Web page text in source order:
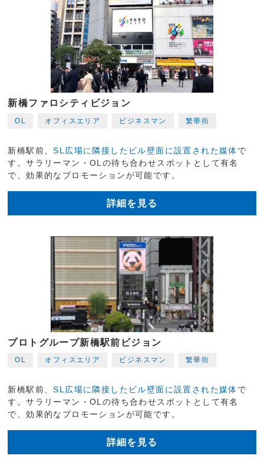
新橋ファロシティビジョン
OL オフィスエリア ビジネスマン 繁華街
新橋駅前、SL広場に隣接したビル壁面に設置された媒体で
す。サラリーマン・OLの待ち合わせスポットとして有名
で、効果的なプロモーションが可能です。
詳細を見る
プロトグループ新橋駅前ビジョン
OL オフィスエリア ビジネスマン 繁華街
新橋駅前、SL広場に隣接したビル壁面に設置された媒体で
す。サラリーマン・OLの待ち合わせスポットとして有名
で、効果的なプロモーションが可能です。
詳細を見る